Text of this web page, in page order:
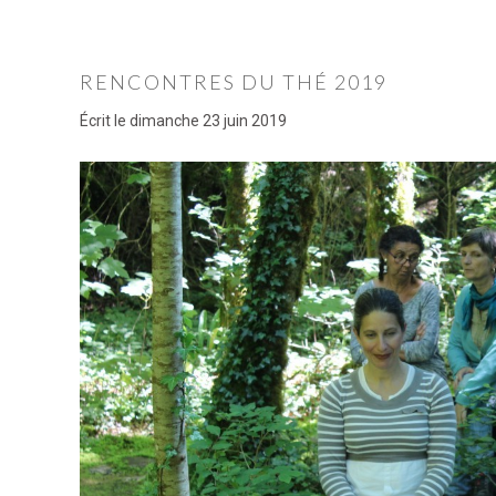
RENCONTRES DU THÉ 2019
Écrit le dimanche 23 juin 2019